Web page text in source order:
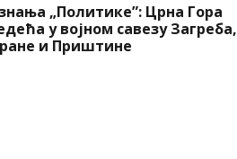
„Политике”: Црна Гора
у војном савезу Загреба,
и Приштине